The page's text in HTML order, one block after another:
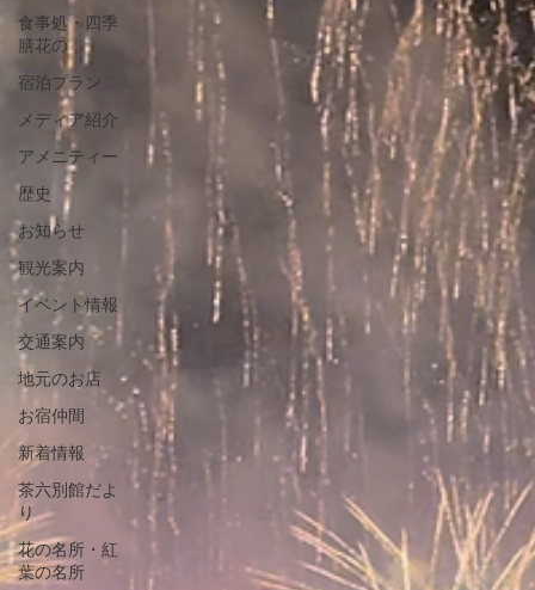
食事処・四季
膳花の
宿泊プラン
メディア紹介
アメニティー
歴史
お知らせ
観光案内
イベント情報
交通案内
地元のお店
お宿仲間
新着情報
茶六別館だよ
り
花の名所・紅
葉の名所